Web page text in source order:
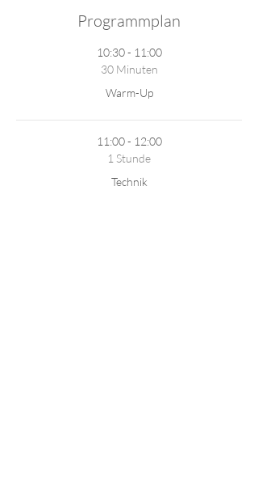
Programmplan
10:30 - 11:00
30 Minuten
Warm-Up
11:00 - 12:00
1 Stunde
Technik